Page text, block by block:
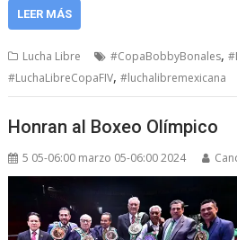
LEER MÁS
Lucha Libre #CopaBobbyBonales,
#LuchaLibreCopaFIV,#luchalibremexicana
Honran al Boxeo Olímpico
5 05-06:00 marzo 05-06:00 2024